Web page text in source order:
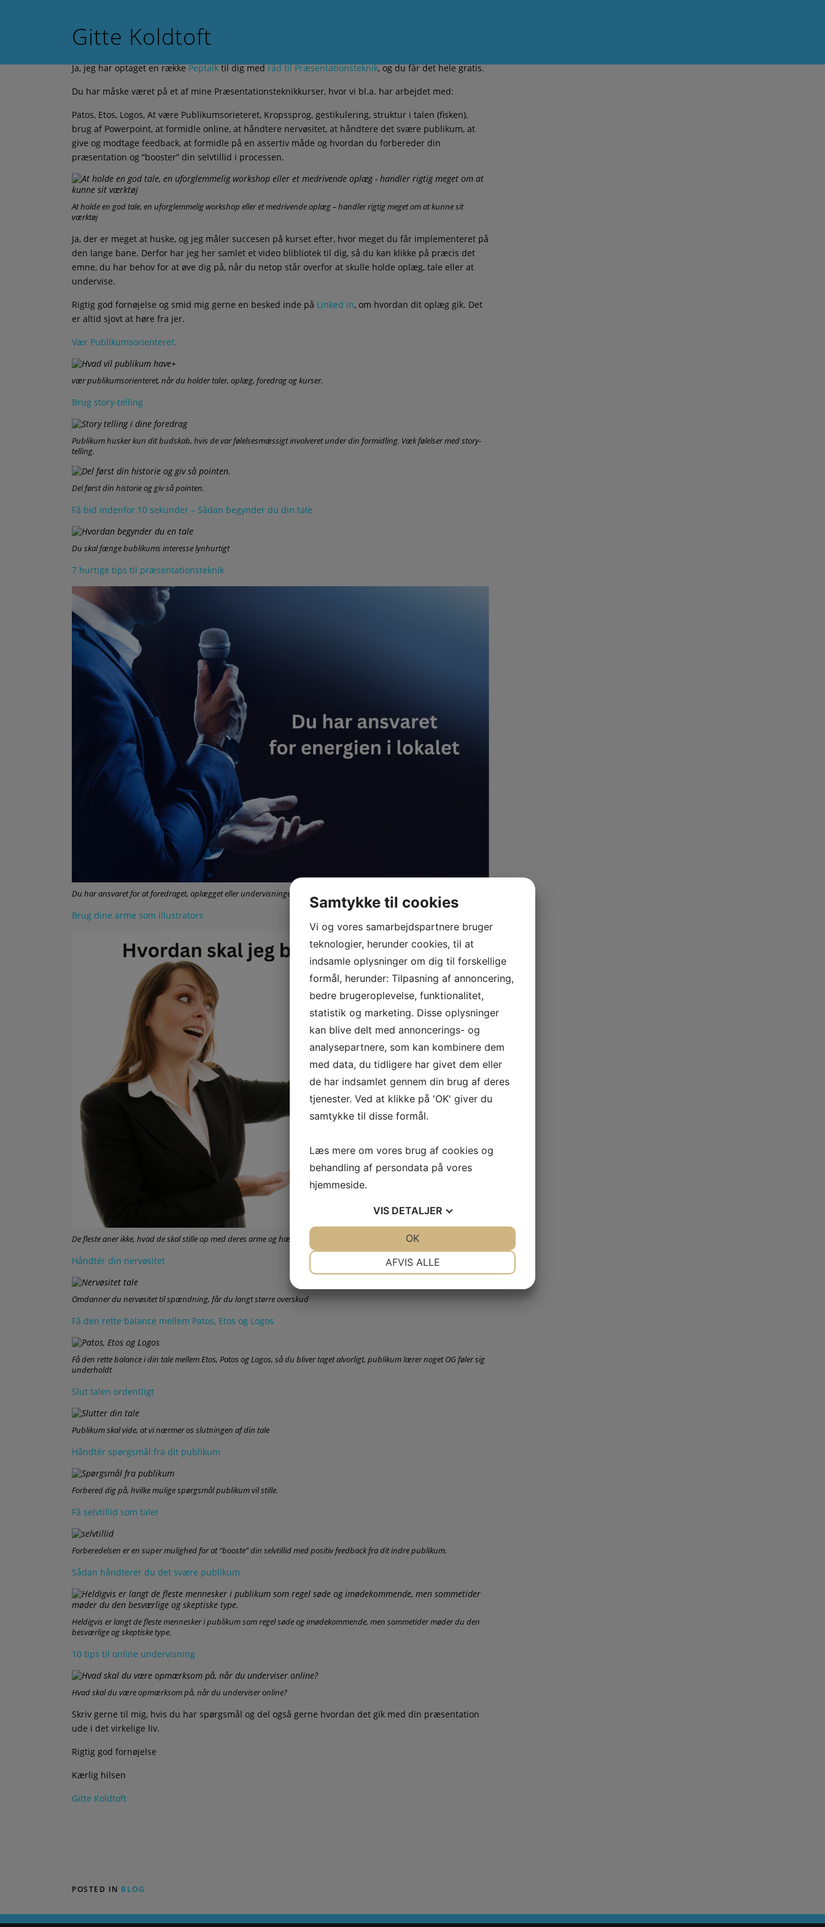
Gitte Koldtoft
Præsentationsteknik – Hvad nu?
Ja, jeg har optaget en rækkePeptalktil dig medråd til Præsentationsteknik, og du får det hele gratis.
Du har måske været på et af mine Præsentationsteknikkurser, hvor vi bl.a. har arbejdet med:
Patos, Etos, Logos, At være Publikumsorieteret, Kropssprog, gestikulering, struktur i talen (fisken),
brug af Powerpoint, at formidle online, at håndtere nervøsitet, at håndtere det svære publikum, at
give og modtage feedback, at formidle på en assertiv måde og hvordan du forbereder din
præsentation og “booster” din selvtillid i processen.
At holde en god tale, en uforglemmelig workshop eller et medrivende oplæg – handler rigtig meget om at kunne sit
værktøj
Ja, der er meget at huske, og jeg måler succesen på kurset efter, hvor meget du får implementeret på
den lange bane. Derfor har jeg her samlet et video blibliotek til dig, så du kan klikke på præcis det
emne, du har behov for at øve dig på, når du netop står overfor at skulle holde oplæg, tale eller at
undervise.
Rigtig god fornøjelse og smid mig gerne en besked inde på Linked in, om hvordan dit oplæg gik. Det
er altid sjovt at høre fra jer.
Vær Publikumsorienteret.
vær publikumsorienteret, når du holder taler, oplæg, foredrag og kurser.
Brug story-telling
Publikum husker kun dit budskab, hvis de var følelsesmæssigt involveret under din formidling. Væk følelser med story-
telling.
Del først din historie og giv så pointen.
Få bid indenfor 10 sekunder – Sådan begynder du din tale
Du skal fænge bublikums interesse lynhurtigt
7 hurtige tips til præsentationsteknik
Du har ansvaret for at foredraget, oplægget eller undervisningen bliver en god oplevelse
Brug dine arme som illustrators
De fleste aner ikke, hvad de skal stille op med deres arme og hænder
Håndtér din nervøsitet
Omdanner du nervøsitet til spændning, får du langt større overskud
Få den rette balance mellem Patos, Etos og Logos
Få den rette balance i din tale mellem Etos, Patos og Logos, så du bliver taget alvorligt, publikum lærer noget OG føler sig
underholdt
Slut talen ordentligt
Publikum skal vide, at vi nærmer os slutningen af din tale
Håndtér spørgsmål fra dit publikum
Forbered dig på, hvilke mulige spørgsmål publikum vil stille.
Få selvtillid som taler
Forberedelsen er en super mulighed for at “booste” din selvtillid med positiv feedback fra dit indre publikum.
Sådan håndterer du det svære publikum
Heldigvis er langt de fleste mennesker i publikum som regel søde og imødekommende, men sommetider møder du den
besværlige og skeptiske type.
10 tips til online undervisning
Hvad skal du være opmærksom på, når du underviser online?
Skriv gerne til mig, hvis du har spørgsmål og del også gerne hvordan det gik med din præsentation
ude i det virkelige liv.
Rigtig god fornøjelse
Kærlig hilsen
Gitte Koldtoft
POSTED IN BLOG
Samtykke til cookies
Vi og vores samarbejdspartnere bruger
teknologier, herunder cookies, til at
indsamle oplysninger om dig til forskellige
formål, herunder: Tilpasning af annoncering,
bedre brugeroplevelse, funktionalitet,
statistik og marketing. Disse oplysninger
kan blive delt med annoncerings- og
analysepartnere, som kan kombinere dem
med data, du tidligere har givet dem eller
de har indsamlet gennem din brug af deres
tjenester. Ved at klikke på 'OK' giver du
samtykke til disse formål.
Læs mere om vores brug af cookies og
behandling af persondata på vores
hjemmeside.
VIS DETALJER
AFVIS ALLE
OK